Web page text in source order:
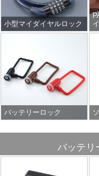
小型マイダイヤルロック
バッテリーロック
バッテリ